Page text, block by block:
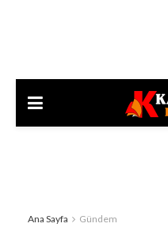
Ana Sayfa Gündem